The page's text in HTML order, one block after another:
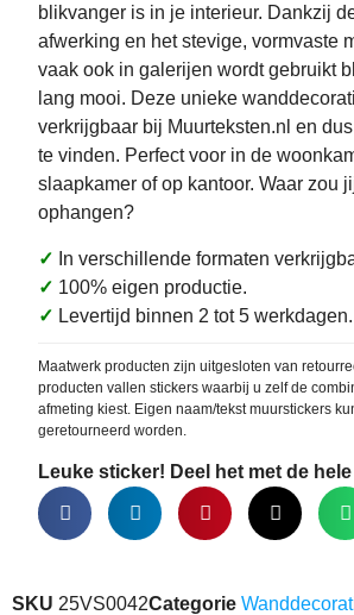
blikvanger is in je interieur. Dankzij
afwerking en het stevige, vormvaste
vaak ook in galerijen wordt gebruikt
lang mooi. Deze unieke
verkrijgbaar bij Muurteksten.nl en
te vinden. Perfect voor in de
slaapkamer of op kantoor. Waar zou
ophangen?
✓ In verschillende formaten
✓ 100% eigen productie.
✓ Levertijd binnen 2 tot 5 werkdagen.
Maatwerk producten zijn uitgesloten van
producten vallen stickers waarbij u zelf de
afmeting kiest. Eigen naam/tekst muurstickers
geretourneerd worden.
Leuke sticker! Deel het met de
SKU 25VS0042Categorie